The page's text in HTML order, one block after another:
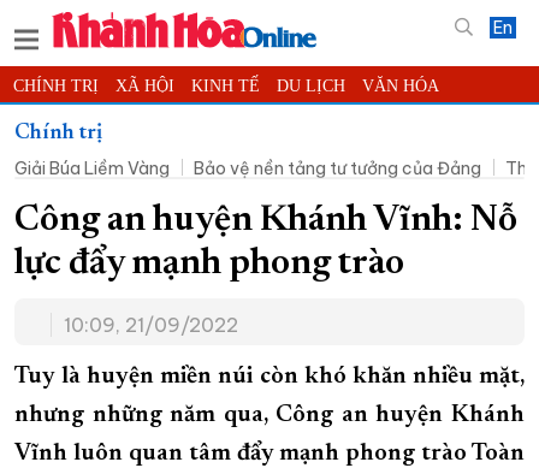
En
CHÍNH TRỊ XÃ HỘI KINH TẾ DU LỊCH VĂN HÓA
THỂ THAO
KHOA HỌC - CÔNG NGHỆ PHÁP LUẬT BẠN ĐỌC PHÓNG SỰ
THẾ GIỚI MULTIMEDIA VIDEO ĐỌC BÁO ONLINE
PODCAST THÔNG TIN - QUẢNG CÁO
TRƯỜNG SA BIỂN ĐẢO QUÊ HƯƠNG
CHUNG TAY CẢI CÁCH HÀNH CHÍNH
XÂY DỰNG NÔNG THÔN MỚI LỊCH CẮT ĐIỆN
TÀU - XE - MÁY BAY
Chính trị
Giải Búa Liềm Vàng
Bảo vệ nền tảng tư tưởng của Đảng
Công an huyện Khánh Vĩnh: Nỗ
lực đẩy mạnh phong trào
10:09, 21/09/2022
Tuy là huyện miền núi còn khó khăn nhiều mặt,
nhưng những năm qua, Công an huyện Khánh
Vĩnh luôn quan tâm đẩy mạnh phong trào Toàn